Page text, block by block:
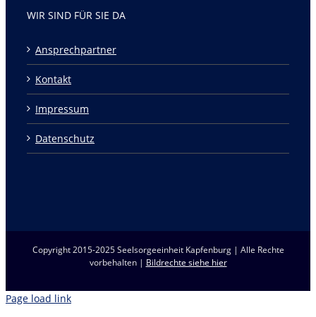
WIR SIND FÜR SIE DA
Ansprechpartner
Kontakt
Impressum
Datenschutz
Copyright 2015-2025 Seelsorgeeinheit Kapfenburg | Alle Rechte
vorbehalten | Bildrechte siehe hier
Page load link